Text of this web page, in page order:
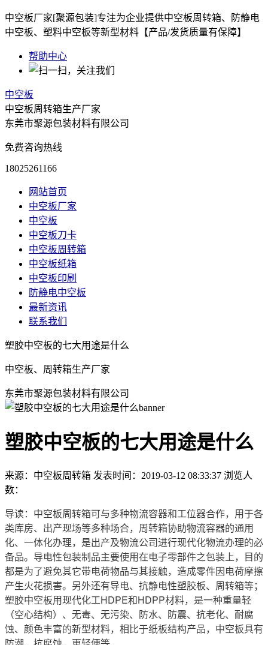
中空板厂家[聚源包装]专注为企业提供中空板周转箱、防静电
中空板、塑料中空板等新型材料【产品/发货质量有保障】
帮助中心
中空板
中空板周转箱生产厂家
东莞市聚源包装材料有限公司
免费咨询热线
18025261166
网站首页
中空板厂家
中空板
中空板刀卡
中空板周转箱
中空板纸箱
中空板印刷
防静电中空板
最新资讯
联系我们
塑胶中空板的七大用途是什么
中空板、周转箱生产厂家
东莞市聚源包装材料有限公司
塑胶中空板的七大用途是什么
来源：中空板周转箱 发表时间：2019-03-12 08:33:37 浏览人
数：
导读：中空板周转箱可与多种物流容器和工位器合作，用于各
类库房、出产现场等多种场合，周转箱协助物流容器的通用
化、一体化办理，是出产及物流公司进行现代化物流办理的必
备品。导电性包装制品主要使用在电子零部件之包装上，目的
都是为了避免其它带电荷物品与其接触，造成零件因电荷摩擦
产生火花损害。另外还有导电、抗静电性塑胶板、周转箱等；
塑胶中空板用现代化工HDPE和HDPP材料，是一种重量轻
（空心结构）、无毒、无污染、防水、防震、抗老化、耐腐
蚀、颜色丰富的新型材料，相比于纸板结构产品，中空板具有